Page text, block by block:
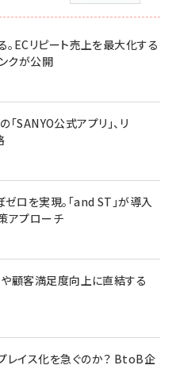
。ECリピート売上を最大化する
クが公開
SANYO公式アプリ」、リ
ロを実現。「and ST」が導入
アプローチ
顧客満足度向上に直結する
レイス化を急ぐのか？ BtoB企